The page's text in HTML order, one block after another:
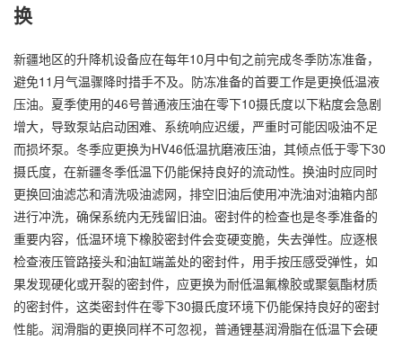
换
新疆地区的升降机设备应在每年10月中旬之前完成冬季防冻准备，
避免11月气温骤降时措手不及。防冻准备的首要工作是更换低温液
压油。夏季使用的46号普通液压油在零下10摄氏度以下粘度会急剧
增大，导致泵站启动困难、系统响应迟缓，严重时可能因吸油不足
而损坏泵。冬季应更换为HV46低温抗磨液压油，其倾点低于零下30
摄氏度，在新疆冬季低温下仍能保持良好的流动性。换油时应同时
更换回油滤芯和清洗吸油滤网，排空旧油后使用冲洗油对油箱内部
进行冲洗，确保系统内无残留旧油。密封件的检查也是冬季准备的
重要内容，低温环境下橡胶密封件会变硬变脆，失去弹性。应逐根
检查液压管路接头和油缸端盖处的密封件，用手按压感受弹性，如
果发现硬化或开裂的密封件，应更换为耐低温氟橡胶或聚氨酯材质
的密封件，这类密封件在零下30摄氏度环境下仍能保持良好的密封
性能。润滑脂的更换同样不可忽视，普通锂基润滑脂在低温下会硬